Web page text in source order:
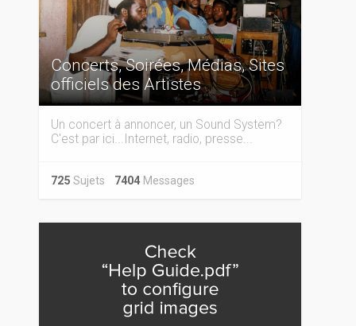
Concerts, Soirées, Médias, Sites
officiels des Artistes
Un concert à annoncer, un Sound System?
C'est par ici...Internet, radio, presse...
725Sujets 7404Messages